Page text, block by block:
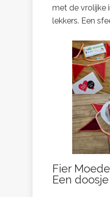
met de vrolijke
lekkers. Een
Fier
Een